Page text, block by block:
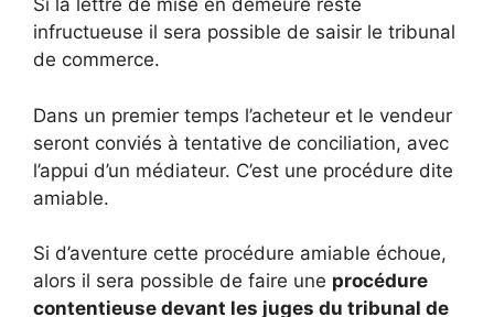
Si la lettre de mise en demeure reste
infructueuse il sera possible de saisir le tribunal
de commerce.
Dans un premier temps l’acheteur et le vendeur
seront conviés à tentative de conciliation, avec
l’appui d’un médiateur. C’est une procédure dite
amiable.
Si d’aventure cette procédure amiable échoue,
alors il sera possible de faire une procédure
contentieuse devant les juges du tribunal de